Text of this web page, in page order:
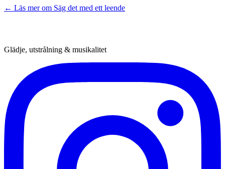
← Läs mer om Säg det med ett leende
Glädje, utstrålning & musikalitet